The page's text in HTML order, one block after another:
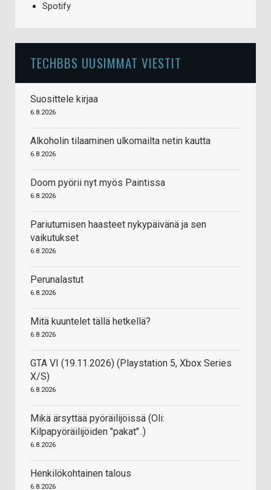
Spotify
TECHBBS UUSIMMAT VIESTIT
Suosittele kirjaa
6.8.2026
Alkoholin tilaaminen ulkomailta netin kautta
6.8.2026
Doom pyörii nyt myös Paintissa
6.8.2026
Pariutumisen haasteet nykypäivänä ja sen
vaikutukset
6.8.2026
Perunalastut
6.8.2026
Mitä kuuntelet tällä hetkellä?
6.8.2026
GTA VI (19.11.2026) (Playstation 5, Xbox Series
X/S)
6.8.2026
Mikä ärsyttää pyöräilijöissä (Oli:
Kilpapyöräilijöiden "pakat"..)
6.8.2026
Henkilökohtainen talous
6.8.2026